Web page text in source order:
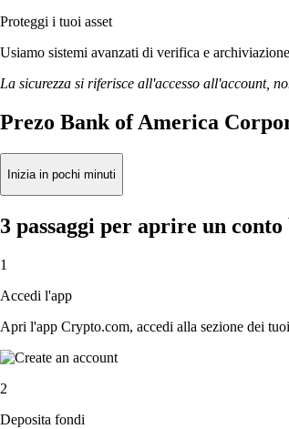
Proteggi i tuoi asset
Usiamo sistemi avanzati di verifica e
La sicurezza si riferisce all'accesso all'account,
Prezo Bank of America
Inizia in pochi minuti
3 passaggi per aprire un
1
Accedi l'app
Apri l'app Crypto.com, accedi alla sezione dei
2
Deposita fondi